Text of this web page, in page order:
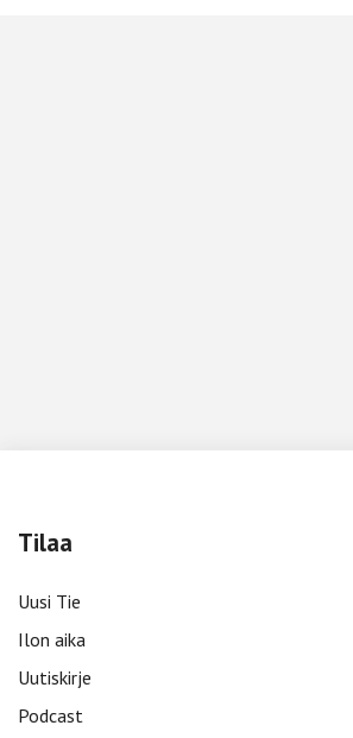
Tilaa
Uusi Tie
Ilon aika
Uutiskirje
Podcast